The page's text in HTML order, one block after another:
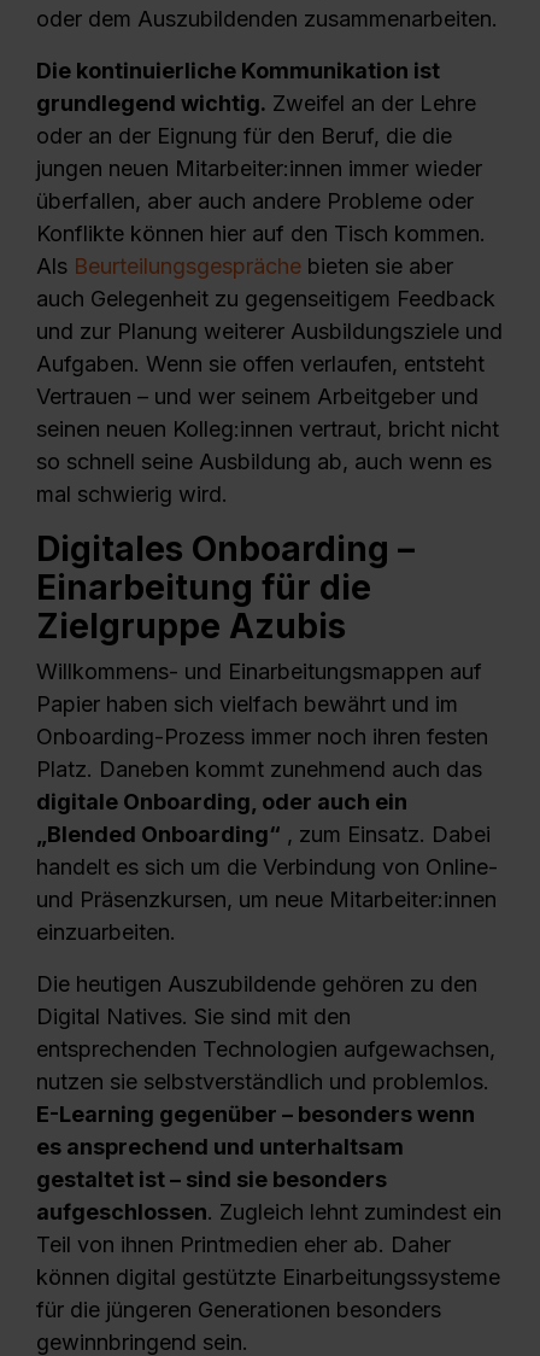
oder dem Auszubildenden zusammenarbeiten.
Die kontinuierliche Kommunikation ist
grundlegend wichtig. Zweifel an der Lehre
oder an der Eignung für den Beruf, die die
jungen neuen Mitarbeiter:innen immer wieder
überfallen, aber auch andere Probleme oder
Konflikte können hier auf den Tisch kommen.
Als Beurteilungsgespräche bieten sie aber
auch Gelegenheit zu gegenseitigem Feedback
und zur Planung weiterer Ausbildungsziele und
Aufgaben. Wenn sie offen verlaufen, entsteht
Vertrauen – und wer seinem Arbeitgeber und
seinen neuen Kolleg:innen vertraut, bricht nicht
so schnell seine Ausbildung ab, auch wenn es
mal schwierig wird.
Digitales Onboarding –
Einarbeitung für die
Zielgruppe Azubis
Willkommens- und Einarbeitungsmappen auf
Papier haben sich vielfach bewährt und im
Onboarding-Prozess immer noch ihren festen
Platz. Daneben kommt zunehmend auch das
digitale Onboarding, oder auch ein
„Blended Onboarding“ , zum Einsatz. Dabei
handelt es sich um die Verbindung von Online-
und Präsenzkursen, um neue Mitarbeiter:innen
einzuarbeiten.
Die heutigen Auszubildende gehören zu den
Digital Natives. Sie sind mit den
entsprechenden Technologien aufgewachsen,
nutzen sie selbstverständlich und problemlos.
E-Learning gegenüber – besonders wenn
es ansprechend und unterhaltsam
gestaltet ist – sind sie besonders
aufgeschlossen. Zugleich lehnt zumindest ein
Teil von ihnen Printmedien eher ab. Daher
können digital gestützte Einarbeitungssysteme
für die jüngeren Generationen besonders
gewinnbringend sein.